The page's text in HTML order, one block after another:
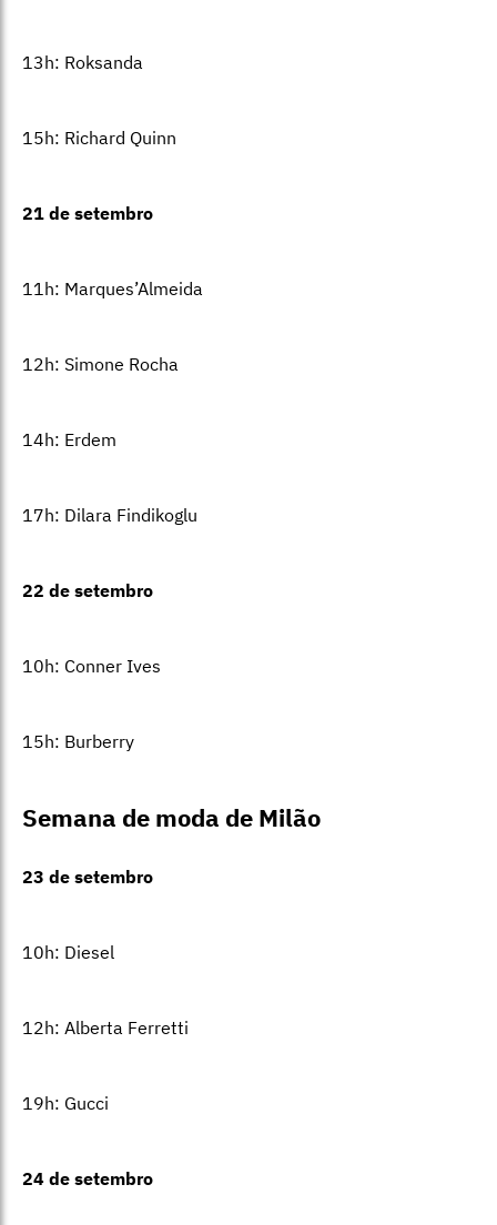
13h: Roksanda
15h: Richard Quinn
21 de setembro
11h: Marques’Almeida
12h: Simone Rocha
14h: Erdem
17h: Dilara Findikoglu
22 de setembro
10h: Conner Ives
15h: Burberry
Semana de moda de Milão
23 de setembro
10h: Diesel
12h: Alberta Ferretti
19h: Gucci
24 de setembro